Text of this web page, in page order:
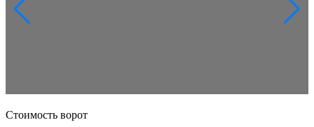
Стоимость ворот